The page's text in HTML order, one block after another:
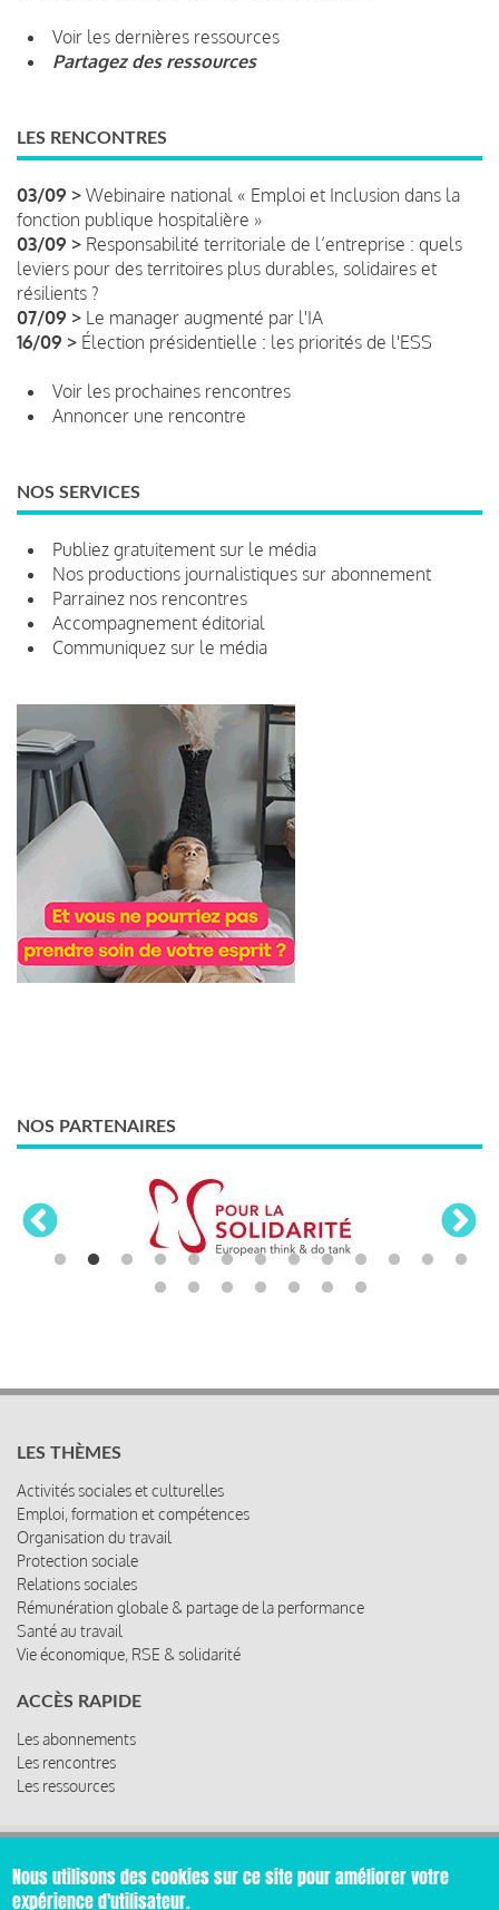
Voir les dernières ressources
Partagez des ressources
LES RENCONTRES
03/09 > Webinaire national « Emploi et Inclusion dans la
fonction publique hospitalière »
03/09 > Responsabilité territoriale de l’entreprise : quels
leviers pour des territoires plus durables, solidaires et
résilients ?
07/09 > Le manager augmenté par l'IA
16/09 > Élection présidentielle : les priorités de l'ESS
Voir les prochaines rencontres
Annoncer une rencontre
NOS SERVICES
Publiez gratuitement sur le média
Nos productions journalistiques sur abonnement
Parrainez nos rencontres
Accompagnement éditorial
Communiquez sur le média
NOS PARTENAIRES
LES THÈMES
Activités sociales et culturelles
Emploi, formation et compétences
Organisation du travail
Protection sociale
Relations sociales
Rémunération globale & partage de la performance
Santé au travail
Vie économique, RSE & solidarité
ACCÈS RAPIDE
Les abonnements
Les rencontres
Les ressources
© 2019 Miroir Social - Réalisé parCafffeine
Nous utilisons des cookies sur ce site pour améliorer votre
expérience d'utilisateur.